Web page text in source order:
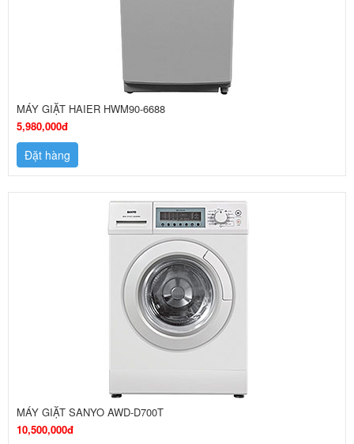
MÁY GIẶT HAIER HWM90-6688
5,980,000đ
Đặt hàng
MÁY GIẶT SANYO AWD-D700T
10,500,000đ